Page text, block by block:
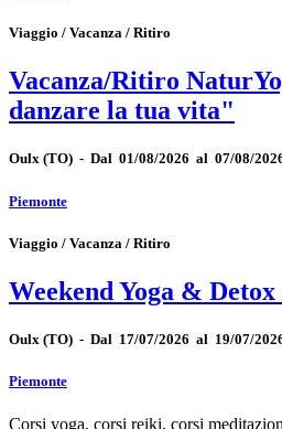
Viaggio / Vacanza / Ritiro
Vacanza/Ritiro
danzare la tua vita"
Oulx (TO) - Dal 01/08/2026 al 07/08/
Piemonte
Viaggio / Vacanza / Ritiro
Weekend Yoga &
Oulx (TO) - Dal 17/07/2026 al 19/07/
Piemonte
Corsi yoga, corsi reiki, corsi